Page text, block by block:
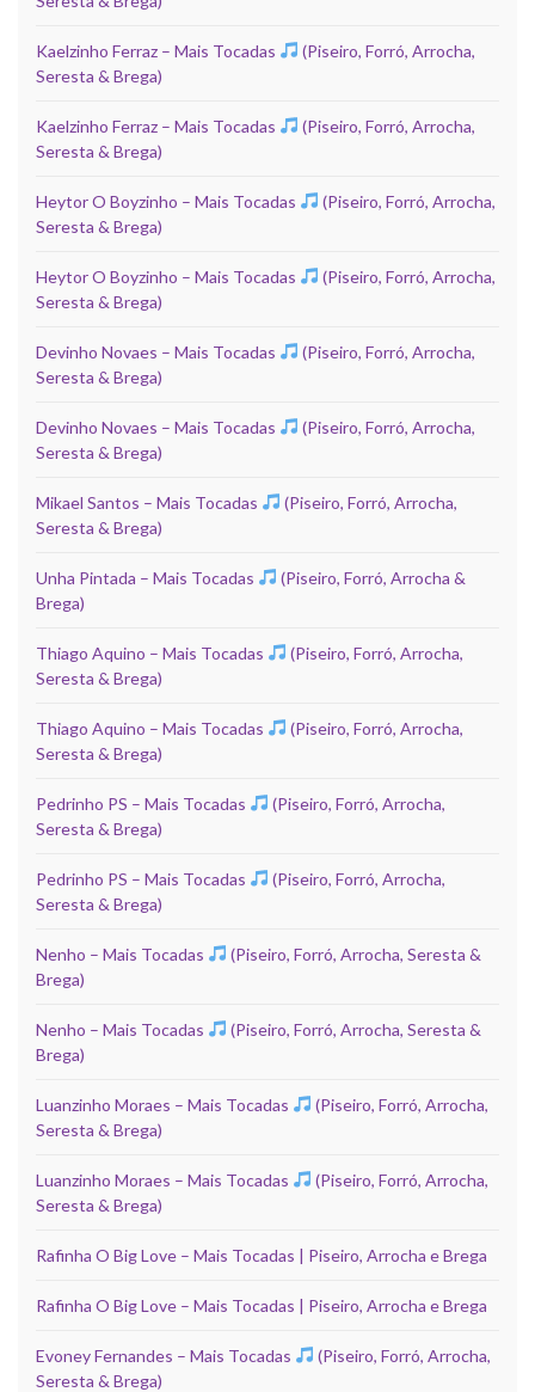
Kaelzinho Ferraz – Mais Tocadas
(Piseiro, Forró, Arrocha,
Seresta & Brega)
Kaelzinho Ferraz – Mais Tocadas
(Piseiro, Forró, Arrocha,
Seresta & Brega)
Heytor O Boyzinho – Mais Tocadas
(Piseiro, Forró, Arrocha,
Seresta & Brega)
Heytor O Boyzinho – Mais Tocadas
(Piseiro, Forró, Arrocha,
Seresta & Brega)
Devinho Novaes – Mais Tocadas
(Piseiro, Forró, Arrocha,
Seresta & Brega)
Devinho Novaes – Mais Tocadas
(Piseiro, Forró, Arrocha,
Seresta & Brega)
Mikael Santos – Mais Tocadas
(Piseiro, Forró, Arrocha,
Seresta & Brega)
Unha Pintada – Mais Tocadas
(Piseiro, Forró, Arrocha &
Brega)
Thiago Aquino – Mais Tocadas
(Piseiro, Forró, Arrocha,
Seresta & Brega)
Thiago Aquino – Mais Tocadas
(Piseiro, Forró, Arrocha,
Seresta & Brega)
Pedrinho PS – Mais Tocadas
(Piseiro, Forró, Arrocha,
Seresta & Brega)
Pedrinho PS – Mais Tocadas
(Piseiro, Forró, Arrocha,
Seresta & Brega)
Nenho – Mais Tocadas
(Piseiro, Forró, Arrocha, Seresta &
Brega)
Nenho – Mais Tocadas
(Piseiro, Forró, Arrocha, Seresta &
Brega)
Luanzinho Moraes – Mais Tocadas
(Piseiro, Forró, Arrocha,
Seresta & Brega)
Luanzinho Moraes – Mais Tocadas
(Piseiro, Forró, Arrocha,
Seresta & Brega)
Rafinha O Big Love – Mais Tocadas | Piseiro, Arrocha e Brega
Rafinha O Big Love – Mais Tocadas | Piseiro, Arrocha e Brega
Evoney Fernandes – Mais Tocadas
(Piseiro, Forró, Arrocha,
Seresta & Brega)